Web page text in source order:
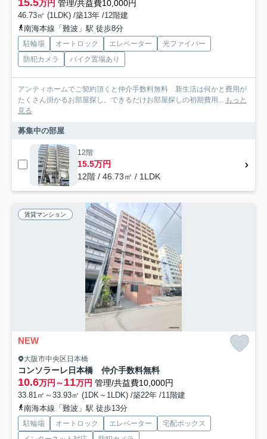
万円 管理/共益費10,000円
46.73㎡ (1LDK) /築13年 /12階建
南海本線「難波」駅 徒歩8分
駐輪場 オートロック エレベーター
光ファイバー
防犯カメラ
バイク置場あり
アンティホームでご契約頂くと仲介手数料無料 新生活は何かと費用が
たくさん掛かるお部屋探し。できるだけお部屋探しの初期費用...
もっと
見る
募集中の部屋
12階
15.5万円
12階 / 46.73㎡ / 1LDK
賃貸マンション
NEW
大阪市中央区日本橋
コンソラーレ日本橋 仲介手数料無料
10.6万円～11万円 管理/共益費10,000円
33.81㎡～33.93㎡ (1DK～1LDK) /築22年 /11階建
南海本線「難波」駅 徒歩13分
駐輪場 オートロック エレベーター
宅配ボックス